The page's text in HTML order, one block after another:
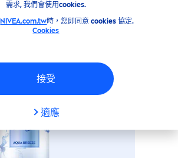
需求, 我們會使用cookies.
NIVEA.com.tw時，您即同意 cookies 協定.
Cookies
接受
適應